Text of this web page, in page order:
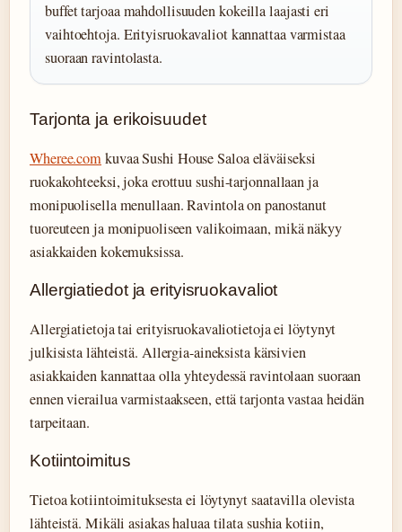
buffet tarjoaa mahdollisuuden kokeilla laajasti eri
vaihtoehtoja. Erityisruokavaliot kannattaa varmistaa
suoraan ravintolasta.
Tarjonta ja erikoisuudet
Wheree.comkuvaa Sushi House Saloa eläväiseksi
ruokakohteeksi, joka erottuu sushi-tarjonnallaan ja
monipuolisella menullaan. Ravintola on panostanut
tuoreuteen ja monipuoliseen valikoimaan, mikä näkyy
asiakkaiden kokemuksissa.
Allergiatiedot ja erityisruokavaliot
Allergiatietoja tai erityisruokavaliotietoja ei löytynyt
julkisista lähteistä. Allergia-aineksista kärsivien
asiakkaiden kannattaa olla yhteydessä ravintolaan suoraan
ennen vierailua varmistaakseen, että tarjonta vastaa heidän
tarpeitaan.
Kotiintoimitus
Tietoa kotiintoimituksesta ei löytynyt saatavilla olevista
lähteistä. Mikäli asiakas haluaa tilata sushia kotiin,